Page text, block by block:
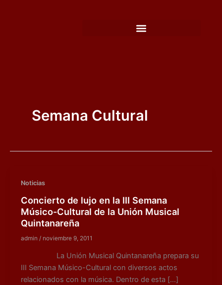
Semana Cultural
Noticias
Concierto de lujo en la III Semana
Músico-Cultural de la Unión Musical
Quintanareña
admin / noviembre 9, 2011
La Unión Musical Quintanareña prepara su
III Semana Músico-Cultural con diversos actos
relacionados con la música. Dentro de esta […]